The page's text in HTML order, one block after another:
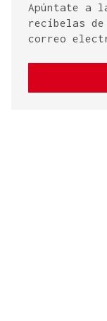
Apúntate a
recíbelas
correo